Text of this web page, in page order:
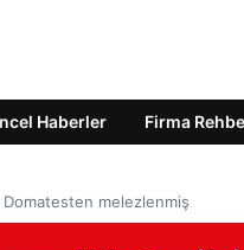
Haberler Firma
Domatesten melezlenmiş